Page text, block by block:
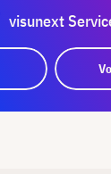
visunext